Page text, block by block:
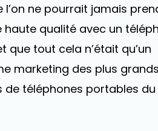
l’on ne pourrait jamais
haute qualité avec un
que tout cela n’était qu’un
marketing des plus grands
téléphones portables du